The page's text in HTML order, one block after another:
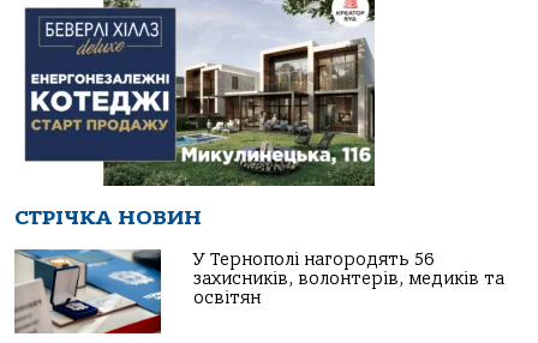
СТРІЧКА НОВИН
У Тернополі нагородять 56
захисників, волонтерів, медиків та
освітян